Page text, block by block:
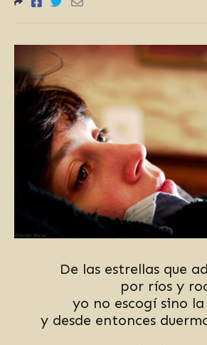
De las estrellas que
por ríos y
yo no escogí sino
y desde entonces